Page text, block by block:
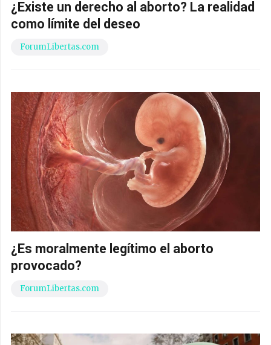
¿Existe un derecho al aborto? La realidad
como límite del deseo
ForumLibertas.com
¿Es moralmente legítimo el aborto
provocado?
ForumLibertas.com